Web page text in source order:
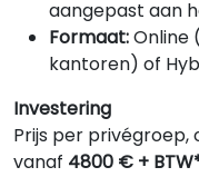
aangepast aan
Formaat:Online
kantoren) of
Investering
Prijs per privégroep,
vanaf 4800 € +